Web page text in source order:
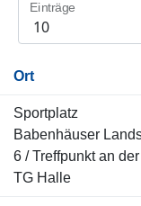
Einträge
Ort
Sportplatz
Babenhäuser
6 / Treffpunkt an der
TG Halle